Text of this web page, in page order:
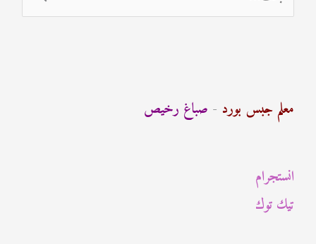
ل
:
معلم جبس بورد - صباغ رخيص
انستجرام
تيك توك